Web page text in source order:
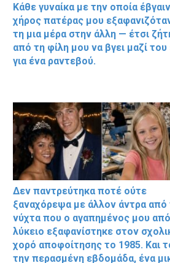
Κάθε γυναίκα με την οποία
χήρος πατέρας μου
τη μια μέρα στην άλλη — έτσι
από τη φίλη μου να βγει μαζί
για ένα ραντεβού.
Δεν παντρεύτηκα ποτέ ούτε
ξαναχόρεψα με άλλον άντρα από
νύχτα που ο αγαπημένος μου
λύκειο εξαφανίστηκε στον
χορό αποφοίτησης το 1985. Και
την περασμένη εβδομάδα, ένα